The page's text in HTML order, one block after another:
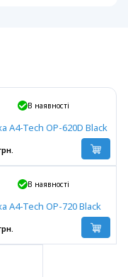
В наявності
A4-Tech OP-620D Black
В наявності
A4-Tech OP-720 Black